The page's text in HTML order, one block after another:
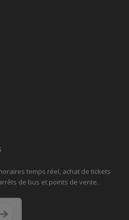
temps réel, achat de tickets
de bus et points de vente.